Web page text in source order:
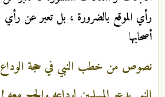
الإسلامي
رأي الموقع بالضرورة ، بل تعبر عن رأي
أصحابها
نصوص من خطب النبي في حجة الوداع